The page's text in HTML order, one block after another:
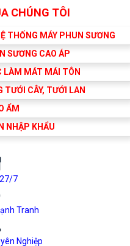
CHÚNG TÔI
THỐNG MÁY PHUN SƯƠNG
SƯƠNG CAO ÁP
LÀM MÁT MÁI TÔN
TƯỚI CÂY, TƯỚI LAN
ẨM
NHẬP KHẨU
7
Tranh
Nghiệp